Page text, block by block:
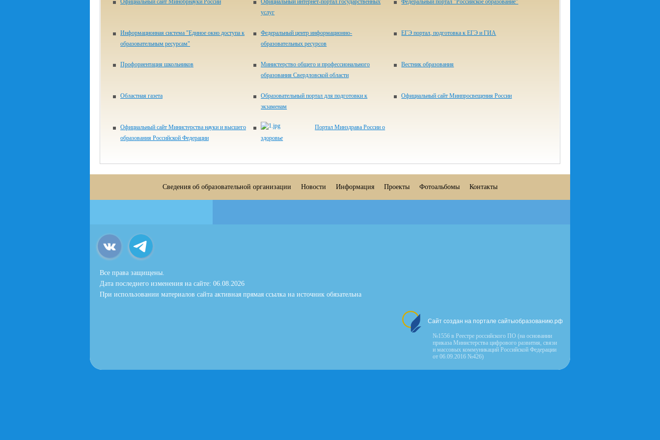
Официальный сайт Минобрнауки России
Официальный интернет-портал государственных
услуг
Федеральный портал "Российское образование"
Информационная система "Единое окно доступа к
образовательным ресурсам"
Федеральный центр информационно-
образовательных ресурсов
ЕГЭ портал, подготовка к ЕГЭ и ГИА
Профориентация школьников
Министерство общего и профессионального
образования Свердловской области
Вестник образования
Областная газета
Образовательный портал для подготовки к
экзаменам
Официальный сайт Минпросвещения России
Официальный сайт Министерства науки и высшего
образования Российской Федерации
Портал Минздрава России о
здоровье
Сведения об образовательной организации Новости Информация Проекты Фотоальбомы Контакты
Все права защищены.
Дата последнего изменения на сайте: 06.08.2026
При использовании материалов сайта активная прямая ссылка на источник обязательна
Сайт создан на портале сайтыобразованию.рф
№1556 в Реестре российского ПО (на основании
приказа Министерства цифрового развития, связи
и массовых коммуникаций Российской Федерации
от 06.09.2016 №426)